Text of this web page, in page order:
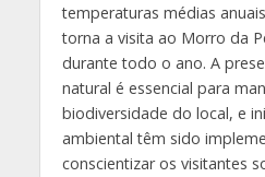
temperaturas médias
torna a visita ao Morro da
durante todo o ano. A
natural é essencial para
biodiversidade do local, e
ambiental têm sido
conscientizar os visitantes